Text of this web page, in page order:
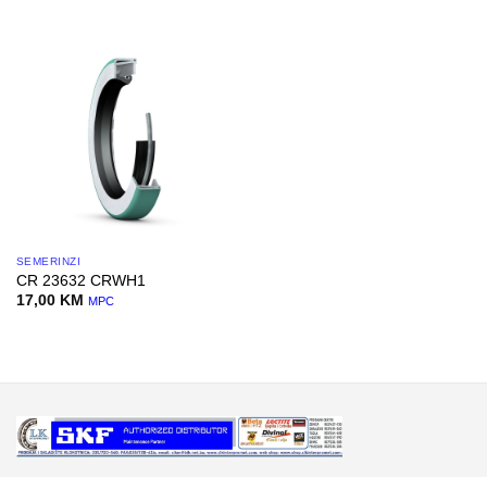
SEMERINZI
CR 23632 CRWH1
17,00 KM MPC